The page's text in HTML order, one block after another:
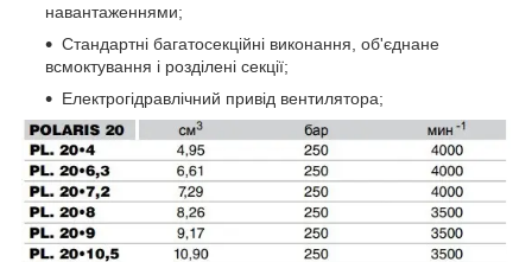
навантаженнями;
Стандартні багатосекційні виконання, об'єднане
всмоктування і розділені секції;
Електрогідравлічний привід вентилятора;